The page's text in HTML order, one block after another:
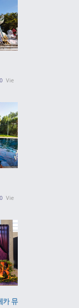
0 Vie
0 Vie
카 뮤